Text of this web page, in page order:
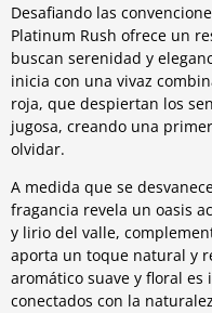
Desafiando las
Platinum Rush ofrece un
buscan serenidad y
inicia con una vivaz
roja, que despiertan los
jugosa, creando una
olvidar.
A medida que se
fragancia revela un oasis
y lirio del valle,
aporta un toque natural y
aromático suave y floral
conectados con la